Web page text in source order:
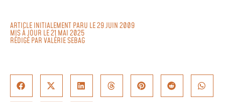
ARTICLE INITIALEMENT PARU LE 29 JUIN 2009
MIS À JOUR LE 21 MAI 2025
RÉDIGÉ PARVALÉRIE SEBAG